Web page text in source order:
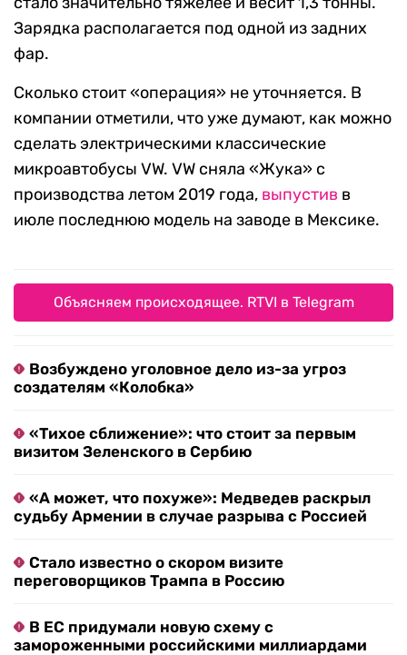
Зарядка располагается под одной из задних
фар.
Сколько стоит «операция» не уточняется. В
компании отметили, что уже думают, как можно
сделать электрическими классические
микроавтобусы VW. VW сняла «Жука» с
производства летом 2019 года, выпустив в
июле последнюю модель на заводе в Мексике.
Объясняем происходящее. RTVI в Telegram
Возбуждено уголовное дело из-за угроз
создателям «Колобка»
«Тихое сближение»: что стоит за первым
визитом Зеленского в Сербию
«А может, что похуже»: Медведев раскрыл
судьбу Армении в случае разрыва с Россией
Стало известно о скором визите
переговорщиков Трампа в Россию
В ЕС придумали новую схему с
замороженными российскими миллиардами